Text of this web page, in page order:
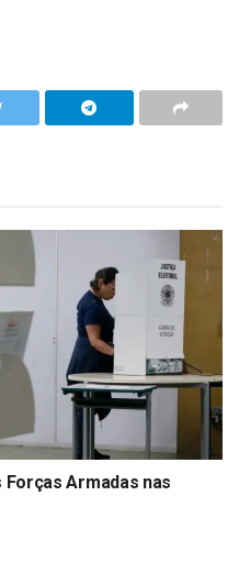
Armadas nas